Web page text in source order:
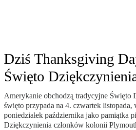
Dziś Thanksgiving
Święto
Amerykanie obchodzą tradycyjne Święto
święto przypada na 4. czwartek listopada,
poniedziałek października jako pamiątka
Dziękczynienia członków kolonii